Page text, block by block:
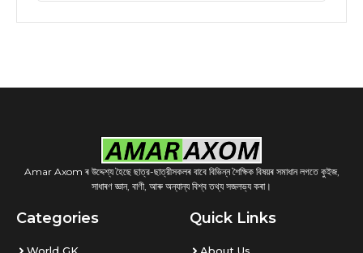
Amar Axom ৰ উদ্দেশ্য হৈছে ছাত্র-ছাত্রীসকলৰ বাবে বিভিন্ন শৈক্ষিক বিষয়ৰ সমাধান লগতে কুইজ,
সাধাৰণ জ্ঞান, বাণী, আৰু অন্যান্য বিশ্ব তথ্য সজলভ্য কৰা।
Categories Quick Links